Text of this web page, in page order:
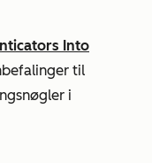
Into
til
i